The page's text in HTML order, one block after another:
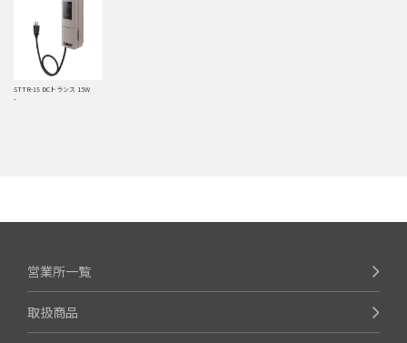
STTR-15 DCトランス 15W
-
営業所一覧
取扱商品